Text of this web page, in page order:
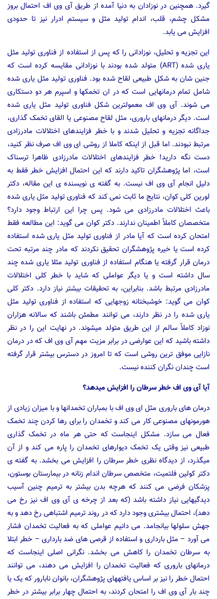
گیرد. همچنین در نوزادان به دنیا آمده از طریق آی وی اف احتمال بروز
مشکل چشم، قلب، اندام تولید مثل و سیستم ادرار نیز تا حدودی
افزایش می یابد.
این تجزیه و تحلیل، نوزادانی را که پس از استفاده از فناوری تولید مثل
یاری شده (ART) متولد شده بودند با نوزادانی مقایسه کرده است که
جنین شان به شکل طبیعی لقاح شده بود. فناوری تولید مثل یاری شده
شامل تمام درمانهایی است که در ان تخمکها و اسپرم هر دو دستکاری
می شوند. آی وی اف معمولترین شکل فناوری تولید مثل یاری شده
است. دیگر درمانهای باروری، مثل لقاح مصنوعی یا القای تخمک گذاری،
جداگانه تجزیه و تحلیل شدند و با خطر فزایندهای اختلالات مادرزادی
مرتبط نبودند. اما قبل از اینکه کاملا از روشی ای وی اف صرف نظر کنید،
دست نگه دارید! خطر فزایندهای اختلالات مادرزادی ظاهرا ترسناک
است، اما پژوهشگران تاکید دارند که این احتمال افزایش خطر فقط به
دلیل انجام آی وی اف نیست. به گفته ی نویسنده ی این مقاله، دکتر
لورین کلی کوان، نتایج ما ثابت نمی کند که فناوری تولید مثل یاری شده
باعث اختلالات مادرزادی می شود. پس چرا این ارتباط وجود دارد؟
متخصصان کاملاً اطمینان ندارند. دکتر کوان می گوید: این مطالعه فقط
امتحان کرده است که آیا مادر از فناوری تولید مثل یاری شده استفاده
کرده است یا خیره پژوهشگران تحقیق نکردند که مادر چند مرتبه تحت
درمان قرار گرفته یا هنگام استفاده از فناوری تولید مثلا یاری شده چند
سال داشته است و یا دیگر عواملی که شاید با خطر کلی اختلالات
مادرزادی مرتبط باشد. بنابراین، به تحقیقات بیشتر نیاز دارد. دکتر کلی
کوان می گوید: خوشبختانه زوجهایی که استفاده از فناوری تولید مثل
یاری شده را در نظر دارند، می توانند مطمئن باشند که سالانه هزاران
نوزاد کاملاً سالم از این طریق متولد میشوند. در نهایت این را در نظر
داشته باشید که این عوارضی در برابر مزیت مهم آی وی اف که در درمان
نازایی موفق ترین روشی است که تا امروز در دسترس بیشتر قرار گرفته
است چندان نگران کننده نیست.
آیا آی وی اف خطر سرطان را افزایش میدهد؟
درمان های باروری مثل ای وی اف با بمباران تخمدانها و با میزان زیادی از
هورمونهای مصنوعی کار می کند و تخمدان را برای رها کردن چند تخمک
فعال می سازد. مشکل اینجاست که حتی هر ماه در تخمک گذاری
طبیعی نیز وقتی یک تخمک دیوارهای تخمدان را پاره می کند و از آن
میگذرد، از دیدگاه نظری خطر سرطان را افزایش می بخشد. به گفته ی
دکتر کولین فلتمیت، متخصص سرطان اندام زنانه در بیمارستان بوستون،
پزشکان فرضی می کنند که هرچه بدن بیشتر به ترمیم چنین آسیب
دیدگیهایی نیاز داشته باشد (که بعد از چرخه ی آی وی اف نیز رخ می
دهد)، احتمال بیشتری وجود دارد که در روند ترمیم اشتباهی رخ دهد و به
جهش سلولها بیانجامد. می دانیم عواملی که به فعالیت تخمدان فشار
می آورد – مثل بارداری و استفاده از قرصی های ضد بارداری – خطر ابتلا
به سرطان تخمدان را کاهش می بخشد. نگرانی اصلی اینجاست که
درمانهای باروری که فعالیت تخمدان را افزایش می دهند، می توانند
احتمال خطر را نیز بر اساس یافتههای پژوهشگران، بانوان نابارور که یک یا
چند بار آی وی اف را امتحان کردند، به احتمال چهار برابر بیشتر در خطر